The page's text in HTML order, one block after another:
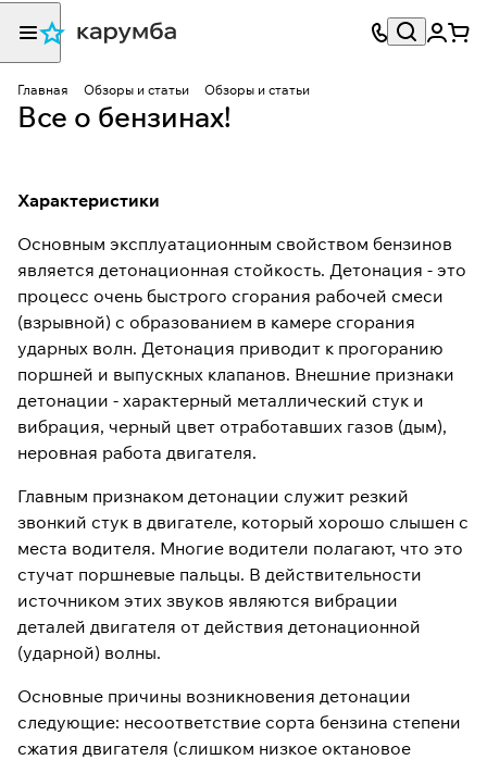
Главная Обзоры и статьи Обзоры и статьи
Все о бензинах!
Характеристики
Основным эксплуатационным свойством бензинов
является детонационная стойкость. Детонация - это
процесс очень быстрого сгорания рабочей смеси
(взрывной) с образованием в камере сгорания
ударных волн. Детонация приводит к прогоранию
поршней и выпускных клапанов. Внешние признаки
детонации - характерный металлический стук и
вибрация, черный цвет отработавших газов (дым),
неровная работа двигателя.
Главным признаком детонации служит резкий
звонкий стук в двигателе, который хорошо слышен с
места водителя. Многие водители полагают, что это
стучат поршневые пальцы. В действительности
источником этих звуков являются вибрации
деталей двигателя от действия детонационной
(ударной) волны.
Основные причины возникновения детонации
следующие: несоответствие сорта бензина степени
сжатия двигателя (слишком низкое октановое